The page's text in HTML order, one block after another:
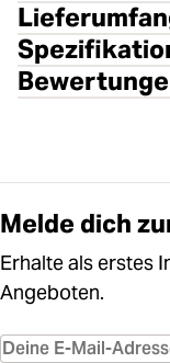
Melde dich
Erhalte als erstes
Angeboten.